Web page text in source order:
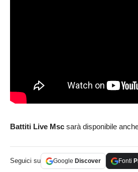
Battiti Live Msc sarà disponibile
Seguici su Google Discover Fonti